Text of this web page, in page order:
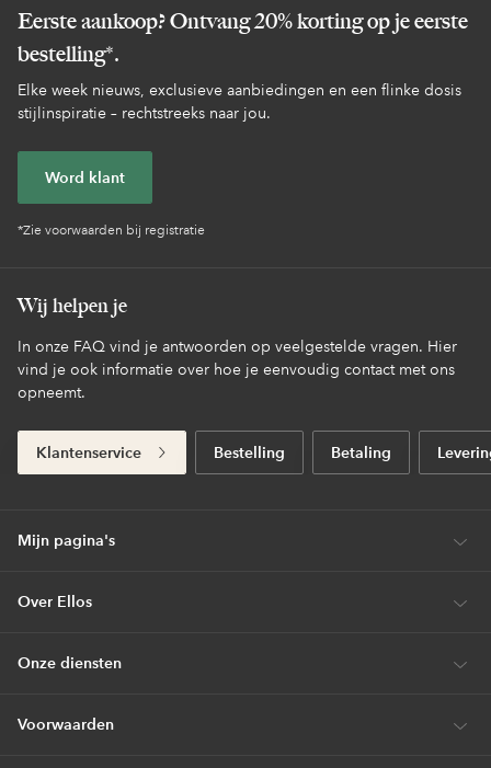
Eerste aankoop? Ontvang 20% korting op je eerste
bestelling*.
Elke week nieuws, exclusieve aanbiedingen en een flinke dosis
stijlinspiratie – rechtstreeks naar jou.
Word klant
*Zie voorwaarden bij registratie
Wij helpen je
In onze FAQ vind je antwoorden op veelgestelde vragen. Hier
vind je ook informatie over hoe je eenvoudig contact met ons
opneemt.
Klantenservice Bestelling Betaling
Mijn pagina's
Over Ellos
Onze diensten
Voorwaarden